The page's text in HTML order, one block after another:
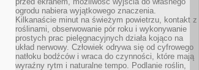
ogrodu nabiera wyjątkowego znaczenia.
Kilkanaście minut na świeżym powietrzu, kontakt z
roślinami, obserwowanie pór roku i wykonywanie
prostych prac pielęgnacyjnych działa kojąco na
układ nerwowy. Człowiek odrywa się od cyfrowego
natłoku bodźców i wraca do czynności, które mają
wyraźny rytm i naturalne tempo. Podlanie roślin,